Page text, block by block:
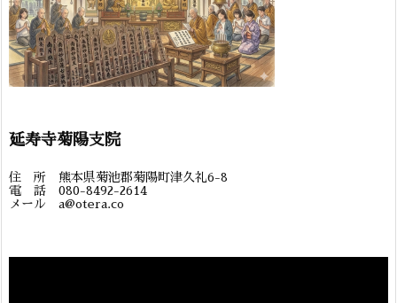
延寿寺菊陽支院
住 所 熊本県菊池郡菊陽町津久礼6-8
電 話 080-8492-2614
メール a@otera.co